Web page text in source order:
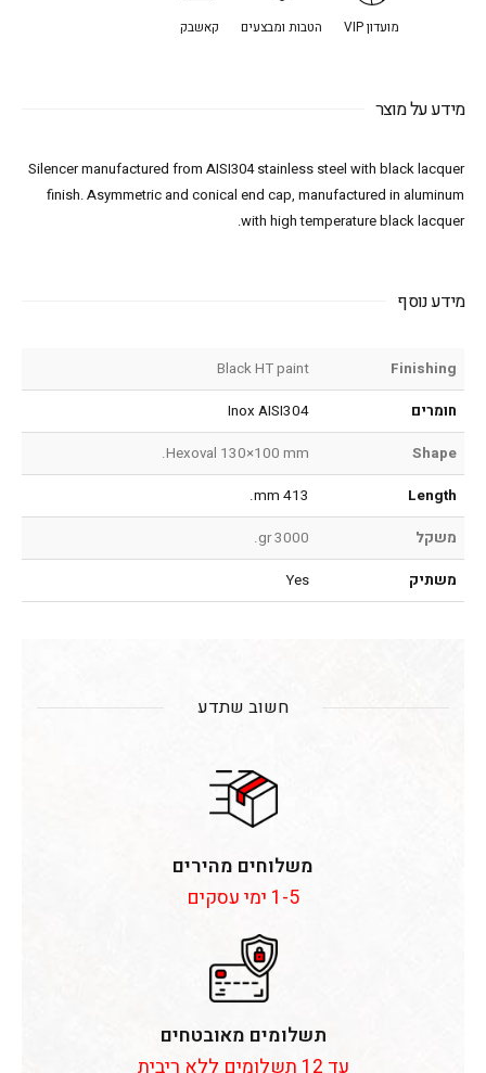
מועדון VIP הטבות ומבצעים קאשבק
מידע על מוצר
Silencer manufactured from AISI304 stainless steel with black lacquer
finish. Asymmetric and conical end cap, manufactured in aluminum
with high temperature black lacquer.
מידע נוסף
Finishing
Black HT paint
חומרים
Inox AISI304
Shape
Hexoval 130×100 mm.
Length
413 mm.
משקל
3000 gr.
משתיק
Yes
חשוב שתדע
משלוחים מהירים
1-5 ימי עסקים
תשלומים מאובטחים